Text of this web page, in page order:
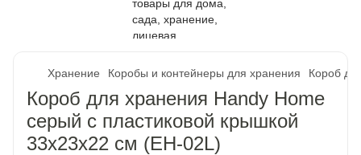
Хранение Коробы и контейнеры для хранения Короб
Короб для хранения Handy Home
серый с пластиковой крышкой
33x23x22 см (EH-02L)